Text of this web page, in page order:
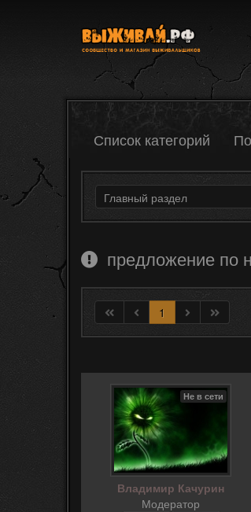
Список категорий
предложение по
1
Не в сети
Владимир Качурин
Модератор